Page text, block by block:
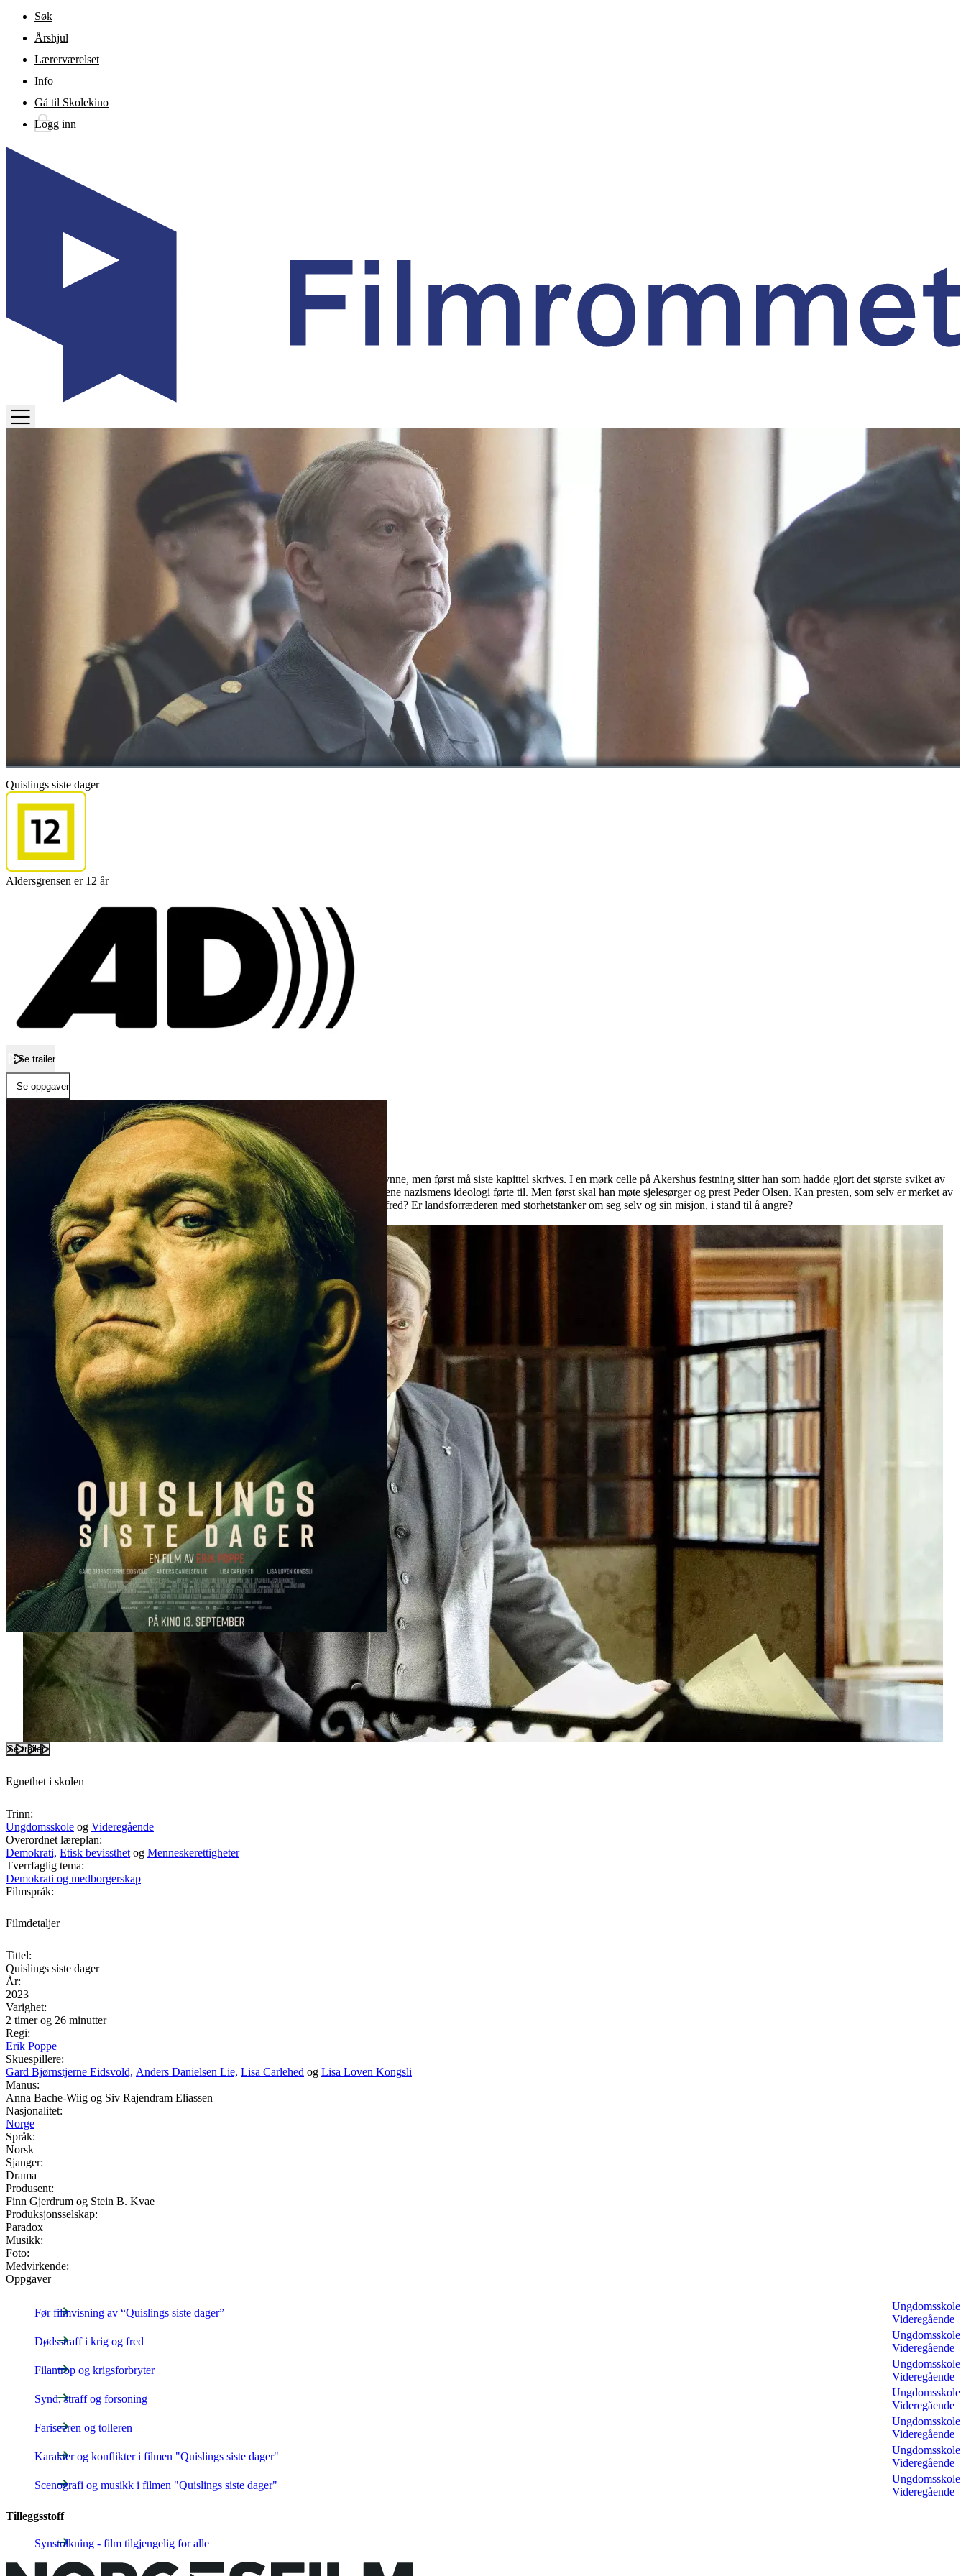
Gå til hovedinnhold
Søk
Årshjul
Lærerværelset
Info
Gå til Skolekino
Logg inn
Quislings siste dager
Aldersgrensen er 12 år
Se trailer
Se oppgaver
Quislings siste dager
Quislings siste dager
Fem år med okkupasjon ender den 8. mai 1945. Gjenreisingen av nasjonen kan begynne, men først må siste kapittel skrives. I en mørk celle på Akershus festning sitter han som hadde gjort det største sviket av
alle; Vidkun Quisling. Nå skal han stilles til ansvar for sine handlinger og uhyrlighetene nazismens ideologi førte til. Men først skal han møte sjelesørger og prest Peder Olsen. Kan presten, som selv er merket av
krigens brutalitet, klare å hjelpe mannen som var på fornavn med Hitler selv, til sjelefred? Er landsforræderen med storhetstanker om seg selv og sin misjon, i stand til å angre?
16.09.2025
Se trailer
Egnethet i skolen
Trinn:
Ungdomsskole og Videregående
Overordnet læreplan:
Demokrati, Etisk bevissthet og Menneskerettigheter
Tverrfaglig tema:
Demokrati og medborgerskap
Filmspråk:
Filmdetaljer
Tittel:
Quislings siste dager
År:
2023
Varighet:
2 timer og 26 minutter
Regi:
Erik Poppe
Skuespillere:
Gard Bjørnstjerne Eidsvold, Anders Danielsen Lie, Lisa Carlehed og Lisa Loven Kongsli
Manus:
Anna Bache-Wiig og Siv Rajendram Eliassen
Nasjonalitet:
Norge
Språk:
Norsk
Sjanger:
Drama
Produsent:
Finn Gjerdrum og Stein B. Kvae
Produksjonsselskap:
Paradox
Musikk:
Foto:
Medvirkende:
Oppgaver
Før filmvisning av “Quislings siste dager”
Ungdomsskole
Videregående
Dødsstraff i krig og fred
Ungdomsskole
Videregående
Filantrop og krigsforbryter
Ungdomsskole
Videregående
Synd, straff og forsoning
Ungdomsskole
Videregående
Fariseeren og tolleren
Ungdomsskole
Videregående
Karakter og konflikter i filmen "Quislings siste dager"
Ungdomsskole
Videregående
Scenografi og musikk i filmen "Quislings siste dager"
Ungdomsskole
Videregående
Tilleggsstoff
Synstolkning - film tilgjengelig for alle